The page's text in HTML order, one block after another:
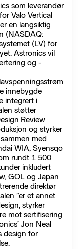
som leverandør
Valo Vertical
en langsiktig
(NASDAQ:
(LV) for
Astronics vil
og -
innebygde
integrert i
støtter
Review
og styrker
med
WIA, Syensqo
rundt 1 500
inkludert
GOL og Japan
direktør
”er et annet
styrker
mot sertifisering
Jon Neal
design for